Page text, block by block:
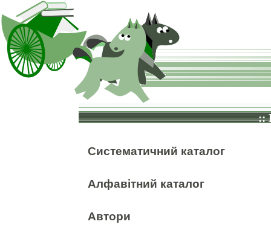
::
Систематичний каталог
Алфавітний каталог
Автори